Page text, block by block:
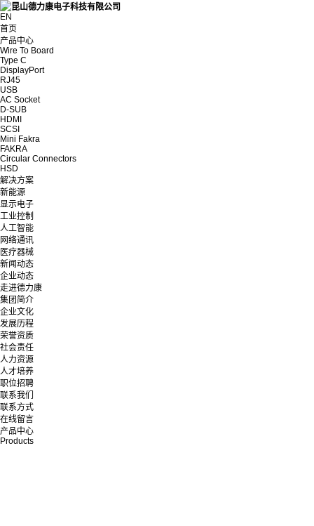
EN
首页
产品中心
Wire To Board
Type C
DisplayPort
RJ45
USB
AC Socket
D-SUB
HDMI
SCSI
Mini Fakra
FAKRA
Circular Connectors
HSD
解决方案
新能源
显示电子
工业控制
人工智能
网络通讯
医疗器械
新闻动态
企业动态
走进德力康
集团简介
企业文化
发展历程
荣誉资质
社会责任
人力资源
人才培养
职位招聘
联系我们
联系方式
在线留言
产品中心
Products